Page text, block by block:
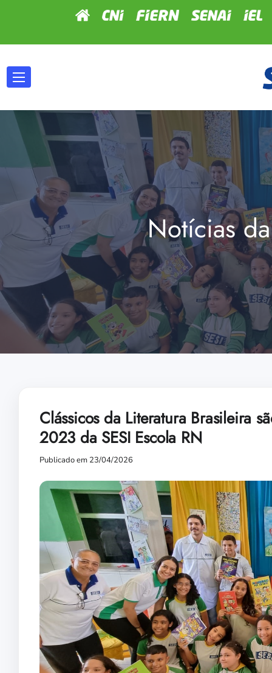
Notícias
Clássicos da Literatura Brasileira
2023 da SESI Escola RN
Publicado em 23/04/2026